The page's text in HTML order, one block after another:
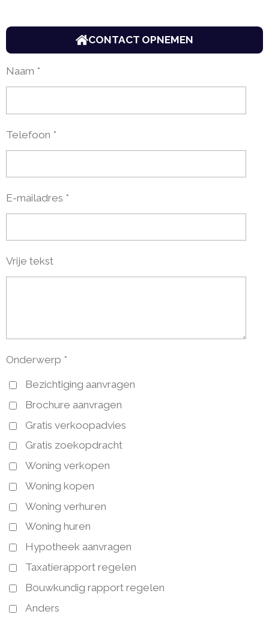
CONTACT OPNEMEN
Naam *
Telefoon *
E-mailadres *
Vrije tekst
Onderwerp *
Bezichtiging aanvragen
Brochure aanvragen
Gratis verkoopadvies
Gratis zoekopdracht
Woning verkopen
Woning kopen
Woning verhuren
Woning huren
Hypotheek aanvragen
Taxatierapport regelen
Bouwkundig rapport regelen
Anders